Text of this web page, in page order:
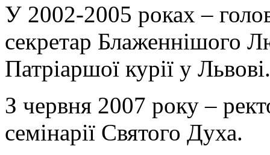
У 2002-2005 роках –
секретар Блаженнішого
Патріаршої курії у Львові.
З червня 2007 року –
семінарії Святого Духа.